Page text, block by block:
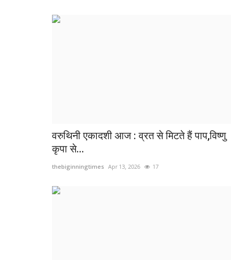
वरुथिनी एकादशी आज : व्रत से मिटते हैं पाप,विष्णु
कृपा से...
thebiginningtimes Apr 13, 2026 17